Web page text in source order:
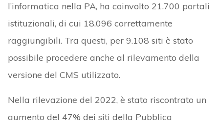
l’informatica nella PA, ha coinvolto 21.700 portali
istituzionali, di cui 18.096 correttamente
raggiungibili. Tra questi, per 9.108 siti è stato
possibile procedere anche al rilevamento della
versione del CMS utilizzato.
Nella rilevazione del 2022, è stato riscontrato un
aumento del 47% dei siti della Pubblica